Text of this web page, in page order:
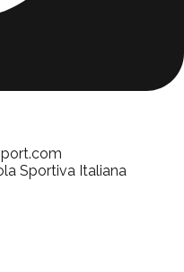
Sportiva Italiana